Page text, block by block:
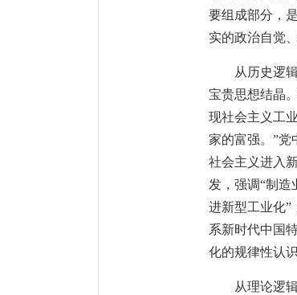
要组成部分，
实的政治自觉
从历史逻
宝贵思想结晶
现社会主义工
家的富强。”党
社会主义进入
发，强调“制造
进新型工业化”
系新时代中国
化的规律性认识
从理论逻